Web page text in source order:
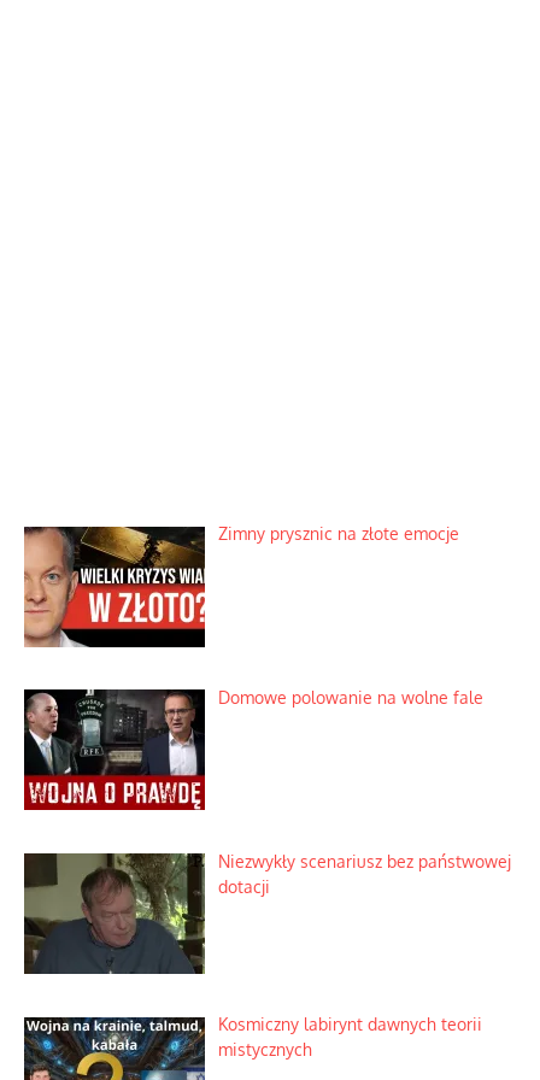
Zimny prysznic na złote emocje
Domowe polowanie na wolne fale
Niezwykły scenariusz bez państwowej
dotacji
Kosmiczny labirynt dawnych teorii
mistycznych